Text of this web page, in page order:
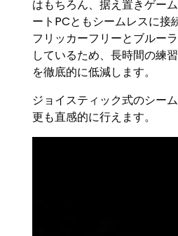
はもちろん、据え置きゲー
ートPCともシームレスに接
フリッカーフリーとブルー
しているため、長時間の練
を徹底的に低減します。
ジョイスティック式のシー
更も直感的に行えます。